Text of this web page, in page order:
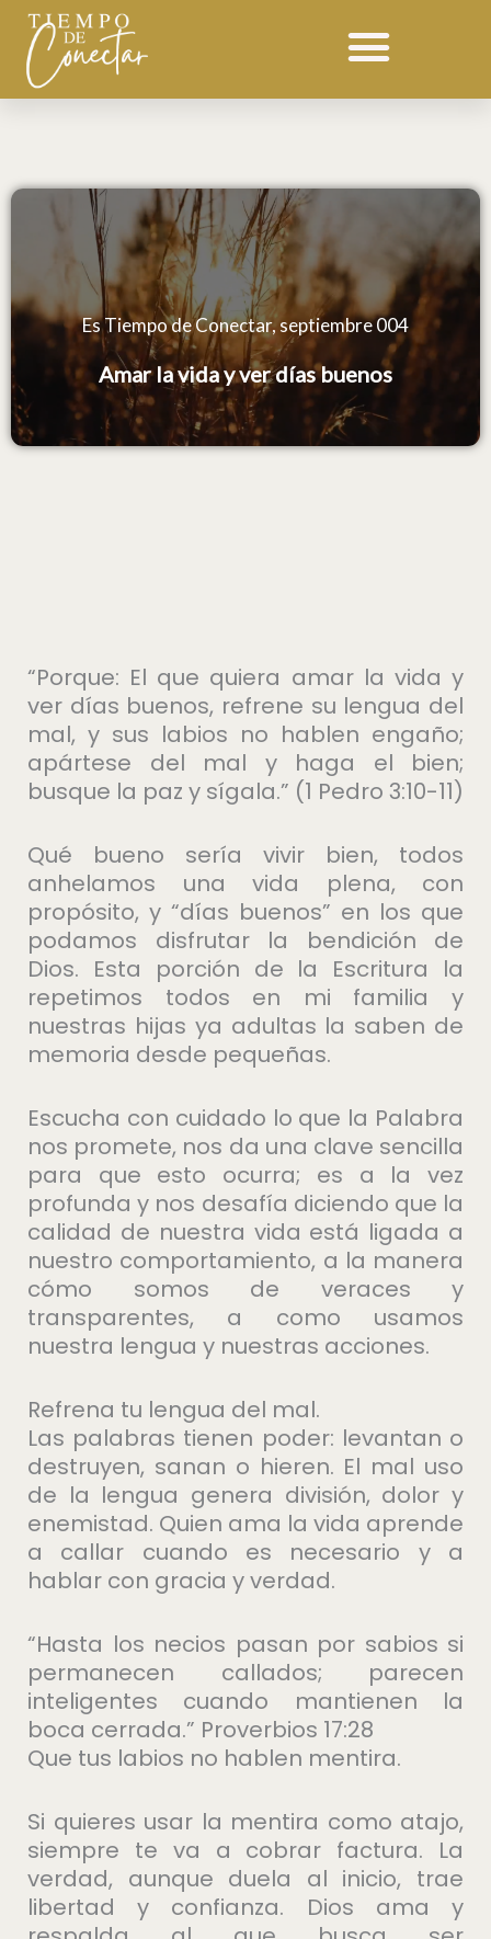
contenido
Devocional 004 septiembre
Es Tiempo de Conectar, septiembre 004
Amar la vida y ver días buenos
“Porque: El que quiera amar la vida y
ver días buenos, refrene su lengua del
mal, y sus labios no hablen engaño;
apártese del mal y haga el bien;
busque la paz y sígala.” (1 Pedro 3:10-11)
Qué bueno sería vivir bien, todos
anhelamos una vida plena, con
propósito, y “días buenos” en los que
podamos disfrutar la bendición de
Dios. Esta porción de la Escritura la
repetimos todos en mi familia y
nuestras hijas ya adultas la saben de
memoria desde pequeñas.
Escucha con cuidado lo que la Palabra
nos promete, nos da una clave sencilla
para que esto ocurra; es a la vez
profunda y nos desafía diciendo que la
calidad de nuestra vida está ligada a
nuestro comportamiento, a la manera
cómo somos de veraces y
transparentes, a como usamos
nuestra lengua y nuestras acciones.
Refrena tu lengua del mal.
Las palabras tienen poder: levantan o
destruyen, sanan o hieren. El mal uso
de la lengua genera división, dolor y
enemistad. Quien ama la vida aprende
a callar cuando es necesario y a
hablar con gracia y verdad.
“Hasta los necios pasan por sabios si
permanecen callados; parecen
inteligentes cuando mantienen la
boca cerrada.” Proverbios 17:28
Que tus labios no hablen mentira.
Si quieres usar la mentira como atajo,
siempre te va a cobrar factura. La
verdad, aunque duela al inicio, trae
libertad y confianza. Dios ama y